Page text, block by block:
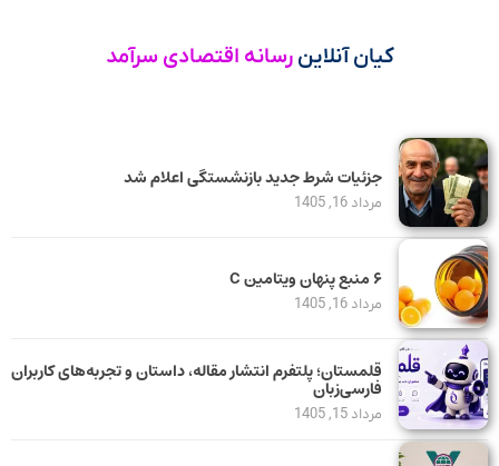
کیان آنلاین رسانه اقتصادی سرآمد
جزئیات شرط جدید بازنشستگی اعلام شد
مرداد 16, 1405
۶ منبع پنهان ویتامین C
مرداد 16, 1405
قلمستان؛ پلتفرم انتشار مقاله، داستان و تجربه‌های کاربران
فارسی‌زبان
مرداد 15, 1405